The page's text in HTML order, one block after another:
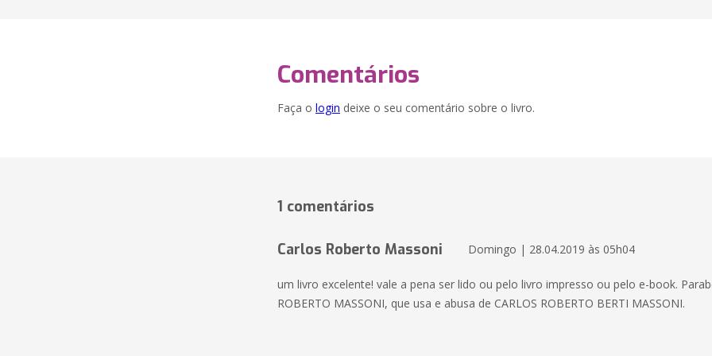
Comentários
Faça o login deixe o seu comentário sobre o livro.
1 comentários
Carlos Roberto Massoni Domingo | 28.04.2019 às 05h04
um livro excelente! vale a pena ser lido ou pelo livro impresso ou pelo e-book.
ROBERTO MASSONI, que usa e abusa de CARLOS ROBERTO BERTI MASSONI.